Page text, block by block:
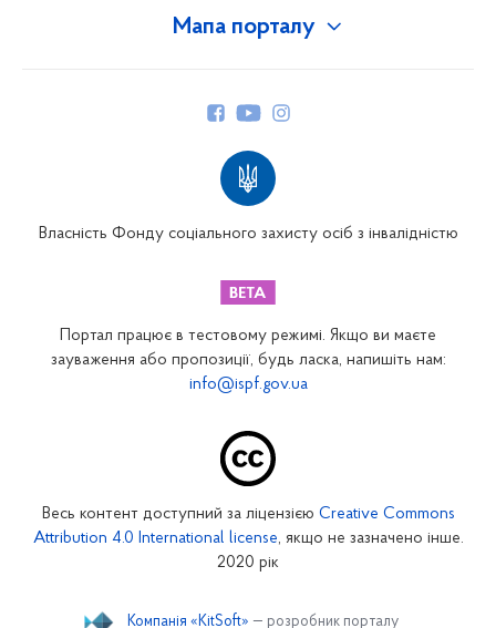
Мапа порталу
Закарпатське відділення
Запорізьке відділення
Кіровоградське відділення
Власність Фонду соціального захисту осіб з інвалідністю
Портал працює в тестовому режимі. Якщо ви маєте
зауваження або пропозиції, будь ласка, напишіть нам:
info@ispf.gov.ua
Весь контент доступний за ліцензією Creative Commons
Attribution 4.0 International license, якщо не зазначено інше.
2020 рік
Компанія «KitSoft» — розробник порталу